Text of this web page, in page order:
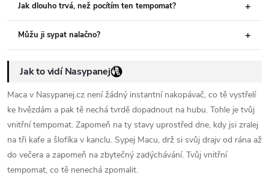
Jak dlouho trvá, než pocítím ten tempomat?
Můžu ji sypat nalačno?
Jak to vidí Nasypanej
Maca v Nasypanej.cz není žádný instantní nakopávač, co tě vystřelí
ke hvězdám a pak tě nechá tvrdě dopadnout na hubu. Tohle je tvůj
vnitřní tempomat. Zapomeň na ty stavy uprostřed dne, kdy jsi zralej
na tři kafe a šlofíka v kanclu. Sypej Macu, drž si svůj drajv od rána až
do večera a zapomeň na zbytečný zadýchávání. Tvůj vnitřní
tempomat, co tě nenechá zpomalit.